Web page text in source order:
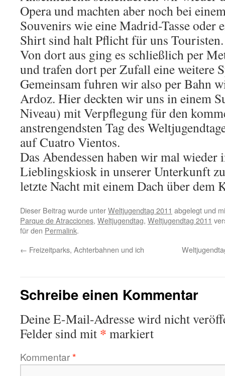
Opera und machten aber noch bei
Souvenirs wie eine Madrid-Tasse oder
Shirt sind halt Pflicht für uns Touristen.
Von dort aus ging es schließlich per
und trafen dort per Zufall eine weitere
Gemeinsam fuhren wir also per Bahn
Ardoz. Hier deckten wir uns in einem
Niveau) mit Verpflegung für den
anstrengendsten Tag des
auf Cuatro Vientos.
Das Abendessen haben wir mal wieder
Lieblingskiosk in unserer Unterkunft
letzte Nacht mit einem Dach über dem
Dieser Beitrag wurde unterWeltjugendtag 2011 abgelegt und
Parque de Atracciones, Weltjugendtag, Weltjugendtag 2011
für den Permalink.
← Freizeitparks, Achterbahnen und ich
Schreibe einen Kommentar
Deine E-Mail-Adresse wird nicht
Felder sind mit * markiert
Kommentar*